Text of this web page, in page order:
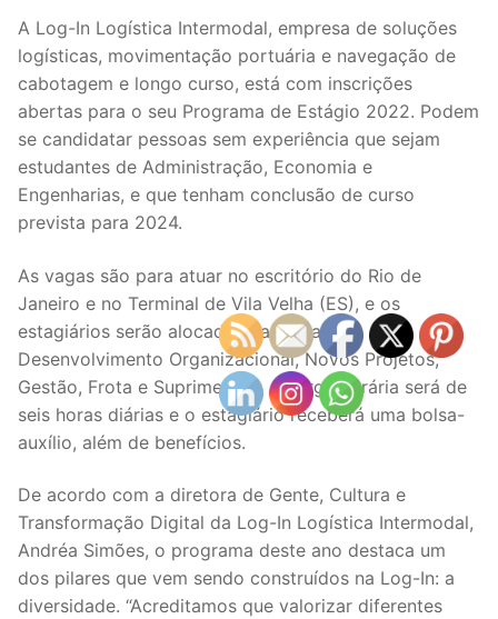
A Log-In Logística Intermodal, empresa de soluções
logísticas, movimentação portuária e navegação de
cabotagem e longo curso, está com inscrições
abertas para o seu Programa de Estágio 2022. Podem
se candidatar pessoas sem experiência que sejam
estudantes de Administração, Economia e
Engenharias, e que tenham conclusão de curso
prevista para 2024.
As vagas são para atuar no escritório do Rio de
Janeiro e no Terminal de Vila Velha (ES), e os
estagiários serão alocados nas áreas de
Desenvolvimento Organizacional, Novos Projetos,
Gestão, Frota e Suprimentos. A carga horária será de
seis horas diárias e o estagiário receberá uma bolsa-
auxílio, além de benefícios.
De acordo com a diretora de Gente, Cultura e
Transformação Digital da Log-In Logística Intermodal,
Andréa Simões, o programa deste ano destaca um
dos pilares que vem sendo construídos na Log-In: a
diversidade. “Acreditamos que valorizar diferentes